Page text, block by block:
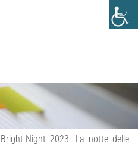
Bright-Night 2023. La notte delle